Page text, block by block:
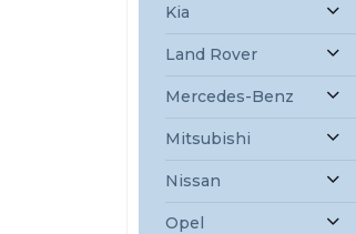
Kia
Land Rover
Mercedes-Benz
Mitsubishi
Nissan
Opel